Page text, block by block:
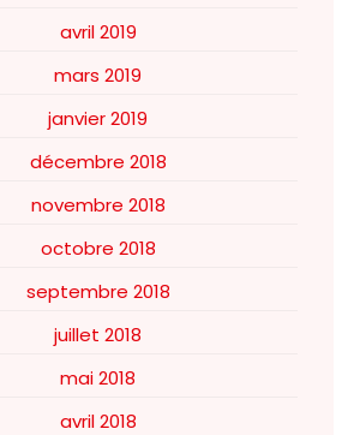
avril 2019
mars 2019
janvier 2019
décembre 2018
novembre 2018
octobre 2018
septembre 2018
juillet 2018
mai 2018
avril 2018